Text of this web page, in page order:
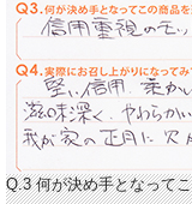
Q.3 何が決め手となって